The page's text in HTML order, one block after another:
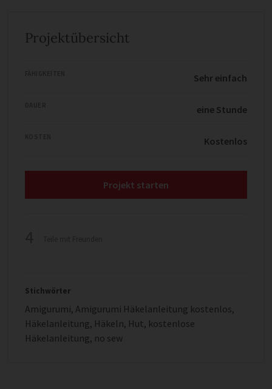
Projektübersicht
Sehr einfach
eine Stunde
Kostenlos
Projekt starten
Stichwörter
Amigurumi, Amigurumi Häkelanleitung kostenlos,
Häkelanleitung, Häkeln, Hut, kostenlose
Häkelanleitung, no sew